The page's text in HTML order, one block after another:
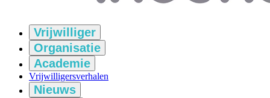
Vrijwilliger
Organisatie
Academie
Vrijwilligersverhalen
Nieuws